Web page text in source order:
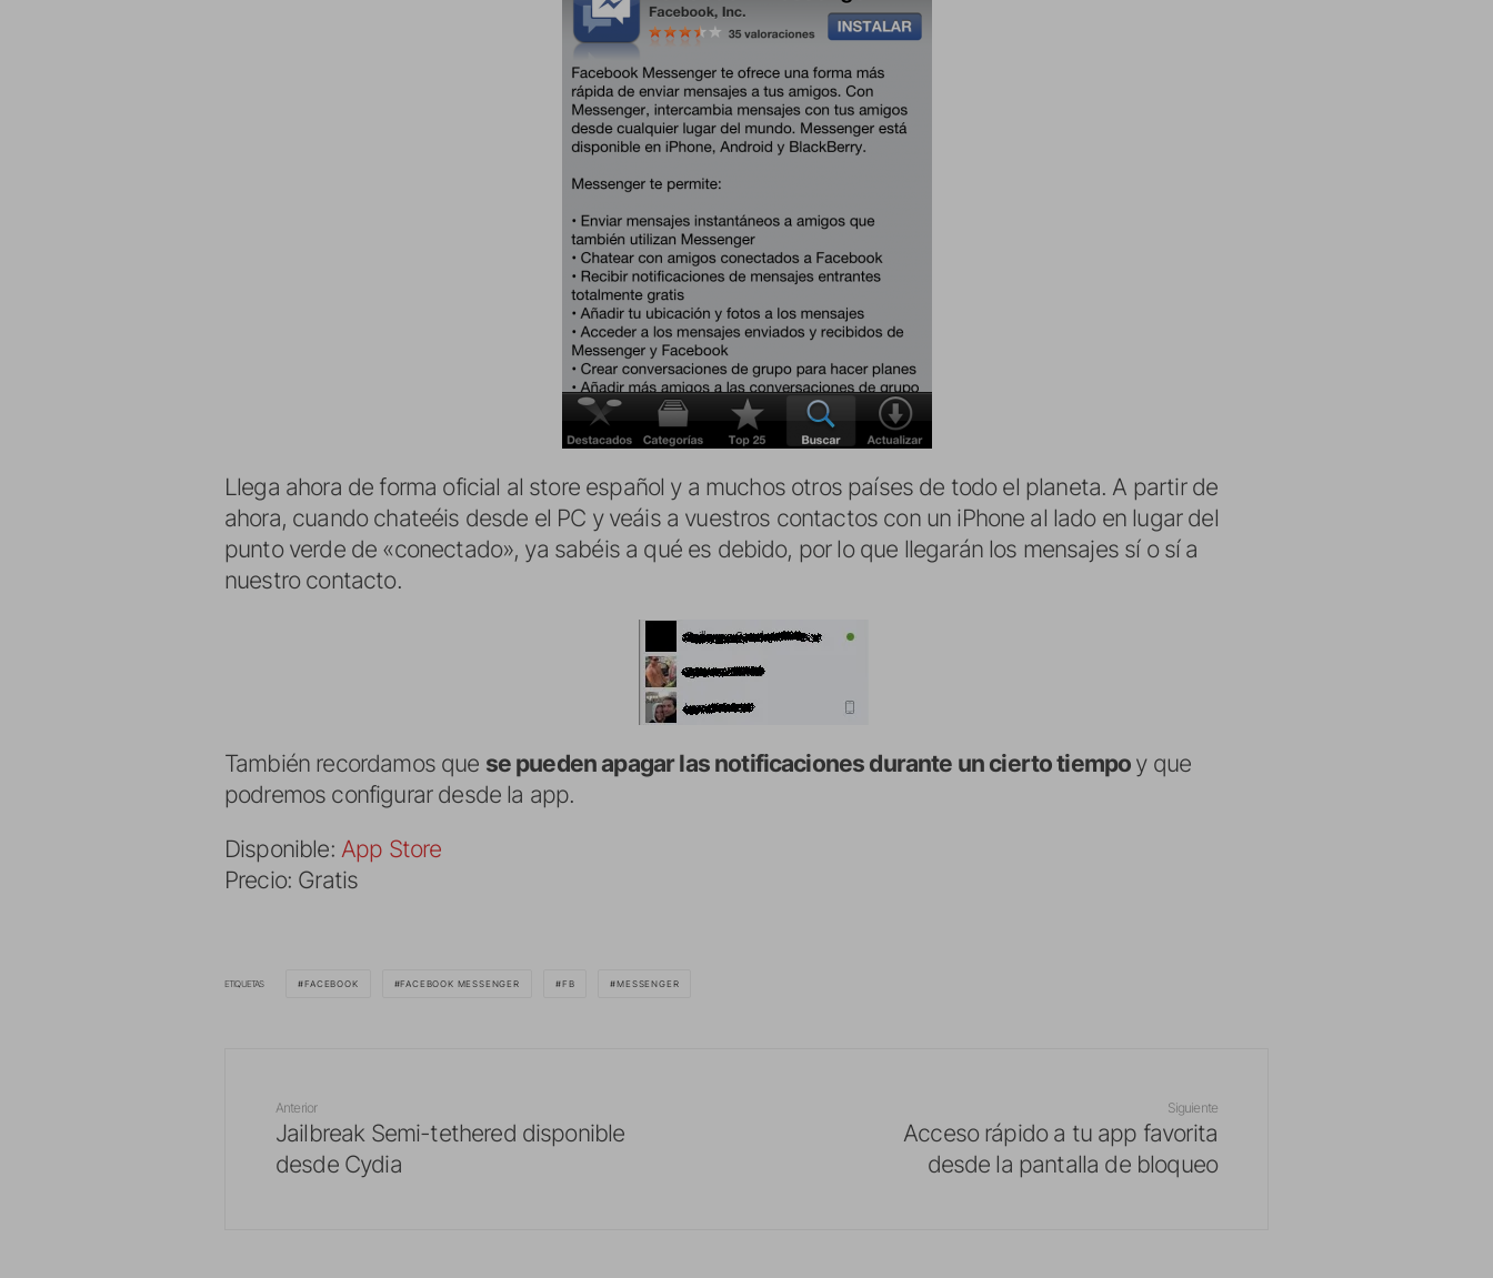
Llega ahora de forma oficial al store español y a muchos otros países de todo el planeta. A partir de
ahora, cuando chateéis desde el PC y veáis a vuestros contactos con un iPhone al lado en lugar del
punto verde de «conectado», ya sabéis a qué es debido, por lo que llegarán los mensajes sí o sí a
nuestro contacto.
También recordamos que se pueden apagar las notificaciones durante un cierto tiempo y que
podremos configurar desde la app.
Disponible: App Store
Precio: Gratis
ETIQUETAS FACEBOOK FACEBOOK MESSENGER FB MESSENGER
Anterior
Jailbreak Semi-tethered disponible
desde Cydia
Siguiente
Acceso rápido a tu app favorita
desde la pantalla de bloqueo